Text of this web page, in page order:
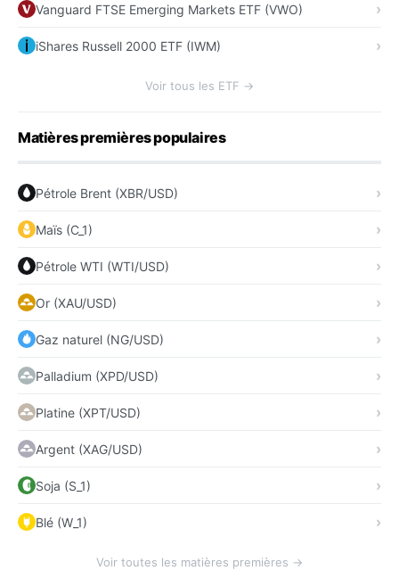
Vanguard FTSE Emerging Markets ETF (VWO)
iShares Russell 2000 ETF (IWM)
Voir tous les ETF →
Matières premières populaires
Pétrole Brent (XBR/USD)
Maïs (C_1)
Pétrole WTI (WTI/USD)
Or (XAU/USD)
Gaz naturel (NG/USD)
Palladium (XPD/USD)
Platine (XPT/USD)
Argent (XAG/USD)
Soja (S_1)
Blé (W_1)
Voir toutes les matières premières →